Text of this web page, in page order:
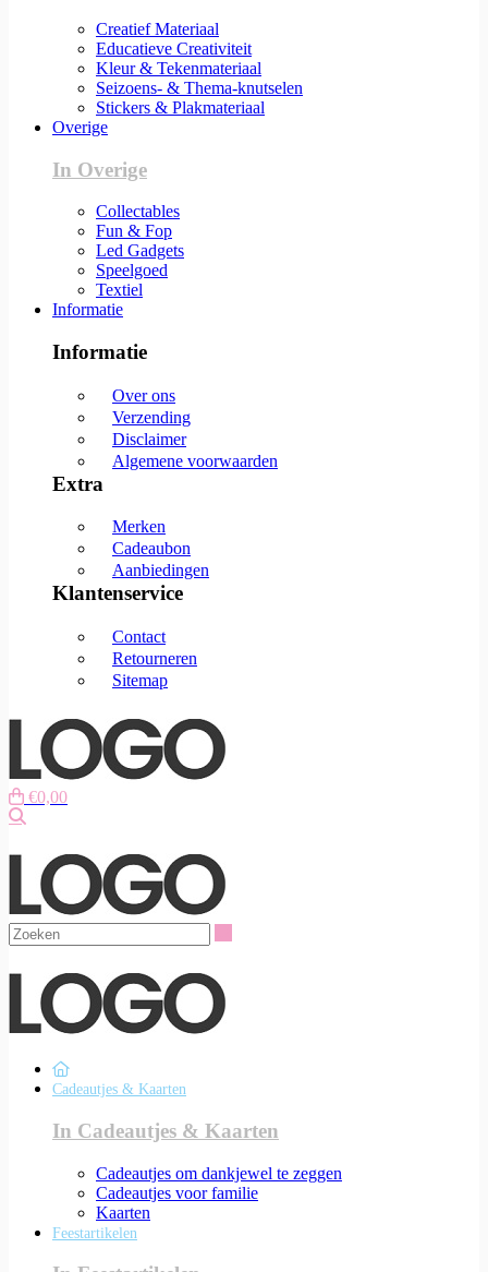
Creatief Materiaal
Educatieve Creativiteit
Kleur & Tekenmateriaal
Seizoens- & Thema-knutselen
Stickers & Plakmateriaal
Overige
In Overige
Collectables
Fun & Fop
Led Gadgets
Speelgoed
Textiel
Informatie
Informatie
Over ons
Verzending
Disclaimer
Algemene voorwaarden
Extra
Merken
Cadeaubon
Aanbiedingen
Klantenservice
Contact
Retourneren
Sitemap
€0,00
Cadeautjes & Kaarten
In Cadeautjes & Kaarten
Cadeautjes om dankjewel te zeggen
Cadeautjes voor familie
Kaarten
Feestartikelen